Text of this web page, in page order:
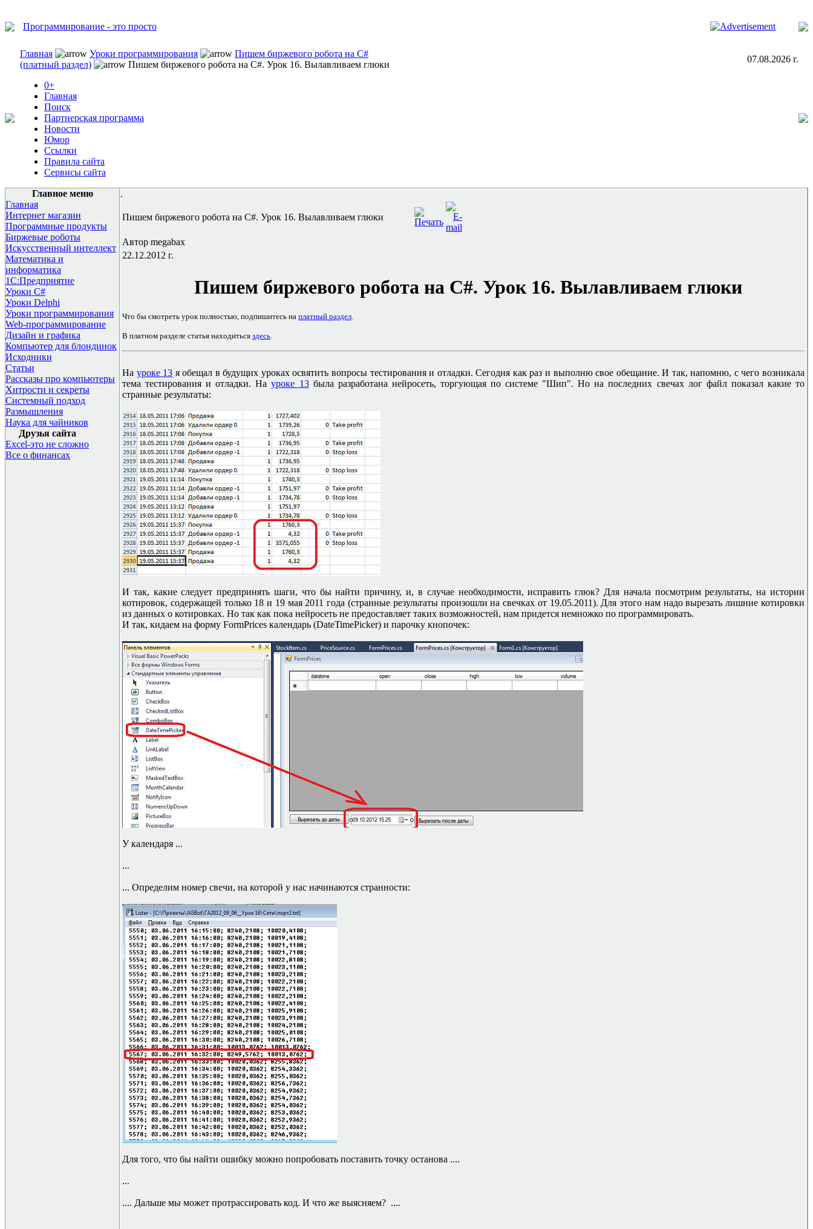
Программирование - это просто
Главная Уроки программирования
Пишем биржевого робота на C#
(платный раздел)
Пишем биржевого робота на C#. Урок 16. Вылавливаем глюки
07.08.2026 г.
0+
Главная
Поиск
Партнерская программа
Новости
Юмор
Ссылки
Правила сайта
Сервисы сайта
Главное меню
Главная
Интернет магазин
Программные продукты
Биржевые роботы
Искусственный интеллект
Математика и
информатика
1С:Предприятие
Уроки C#
Уроки Delphi
Уроки программирования
Web-программирование
Дизайн и графика
Компьютер для блондинок
Исходники
Статьи
Рассказы про компьютеры
Хитрости и секреты
Системный подход
Размышления
Наука для чайников
Друзья сайта
Excel-это не сложно
Все о финансах
.
Пишем биржевого робота на C#. Урок 16. Вылавливаем глюки
Автор megabax
22.12.2012 г.
Пишем биржевого робота на C#. Урок 16. Вылавливаем глюки
Что бы смотреть урок полностью, подпишитесь на платный раздел
В платном разделе статья находиться здесь
На уроке 13 я обещал в будущих уроках освятить вопросы тестирования и отладки. Сегодня как раз и выполню свое обещание. И так, напомню, с чего возникала
тема тестирования и отладки. Науроке 13была разработана нейросеть, торгующая по системе "Шип". Но на последних свечах лог файл показал какие то
странные результаты:
И так, какие следует предпринять шаги, что бы найти причину, и, в случае необходимости, исправить глюк? Для начала посмотрим результаты, на истории
котировок, содержащей только 18 и 19 мая 2011 года (странные результаты произошли на свечках от 19.05.2011). Для этого нам надо вырезать лишние котировки
из данных о котировках. Но так как пока нейросеть не предоставляет таких возможностей, нам придется немножко по программировать.
И так, кидаем на форму FormPrices календарь (DateTimePicker) и парочку кнопочек:
У календаря ...
...
... Определим номер свечи, на которой у нас начинаются странности:
Для того, что бы найти ошибку можно попробовать поставить точку останова ....
...
.... Дальше мы может протрассировать код. И что же выясняем? ....